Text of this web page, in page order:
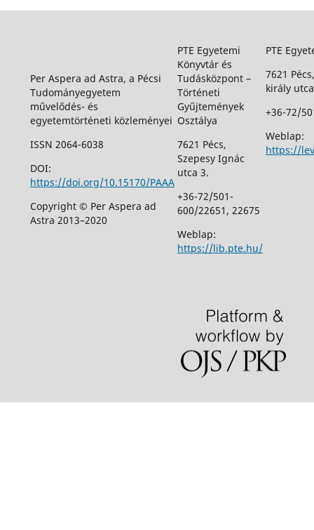
Per Aspera ad Astra, a Pécsi
Tudományegyetem
művelődés- és
egyetemtörténeti közleményei
ISSN 2064-6038
DOI:
https://doi.org/10.15170/PAAA
Copyright © Per Aspera ad
Astra 2013–2020
PTE Egyetemi
Könyvtár és
Tudásközpont –
Történeti
Gyűjtemények
Osztálya
7621 Pécs,
Szepesy Ignác
utca 3.
+36-72/501-
600/22651, 22675
Weblap:
https://lib.pte.hu/
PTE
7621
király
+36-72/
Weblap:
https://